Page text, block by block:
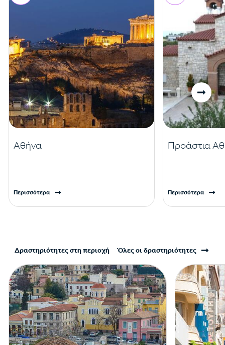
Αθήνα
Περισσότερα
Προάστια
Περισσότερα
Δραστηριότητες στη περιοχή Όλες οι δραστηριότητες